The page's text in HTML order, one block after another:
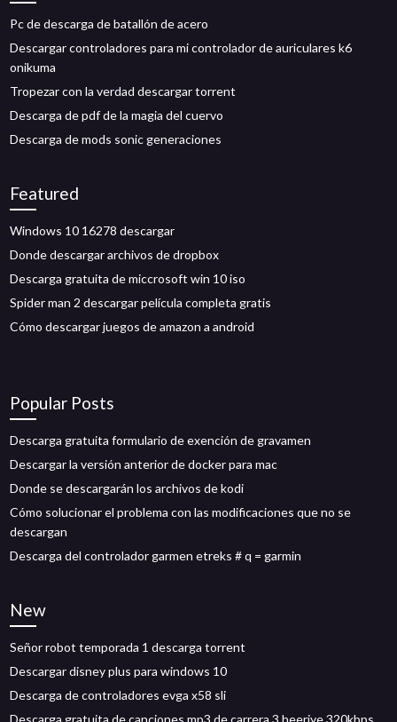
Pc de descarga de batallón de acero
Descargar controladores para mi controlador de auriculares k6
onikuma
Tropezar con la verdad descargar torrent
Descarga de pdf de la magia del cuervo
Descarga de mods sonic generaciones
Featured
Windows 10 16278 descargar
Donde descargar archivos de dropbox
Descarga gratuita de miccrosoft win 10 iso
Spider man 2 descargar película completa gratis
Cómo descargar juegos de amazon a android
Popular Posts
Descarga gratuita formulario de exención de gravamen
Descargar la versión anterior de docker para mac
Donde se descargarán los archivos de kodi
Cómo solucionar el problema con las modificaciones que no se
descargan
Descarga del controlador garmen etreks # q = garmin
New
Señor robot temporada 1 descarga torrent
Descargar disney plus para windows 10
Descarga de controladores evga x58 sli
Descarga gratuita de canciones mp3 de carrera 3 heeriye 320kbps